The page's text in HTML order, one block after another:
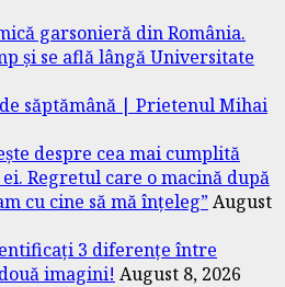
garsonieră din România.
și se află lângă Universitate
săptămână | Prietenul Mihai
despre cea mai cumplită
Regretul care o macină după
cu cine să mă înțeleg”August
3 diferențe între
imagini! August 8, 2026